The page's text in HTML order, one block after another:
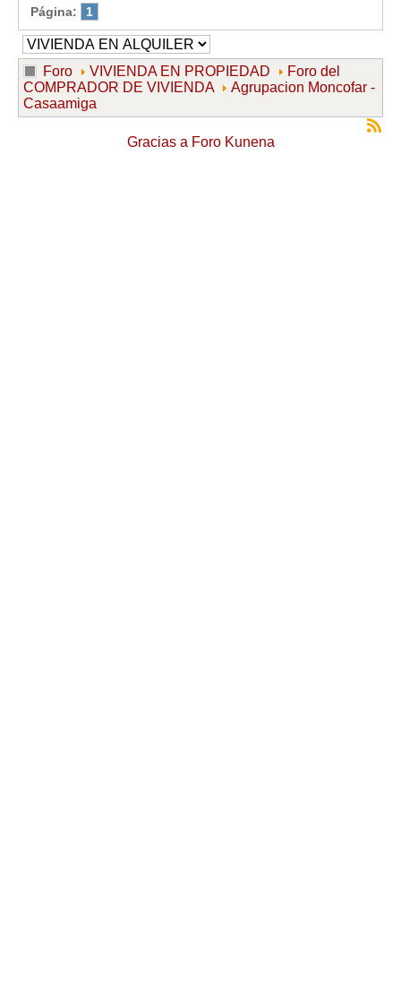
Página: 1
Foro VIVIENDA EN PROPIEDAD
Foro del
COMPRADOR DE VIVIENDA
Agrupacion Moncofar -
Casaamiga
Gracias a Foro Kunena